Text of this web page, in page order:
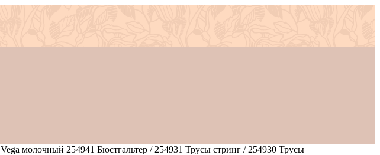
Vega молочный 254941 Бюстгальтер / 254931 Трусы стринг / 254930 Трусы